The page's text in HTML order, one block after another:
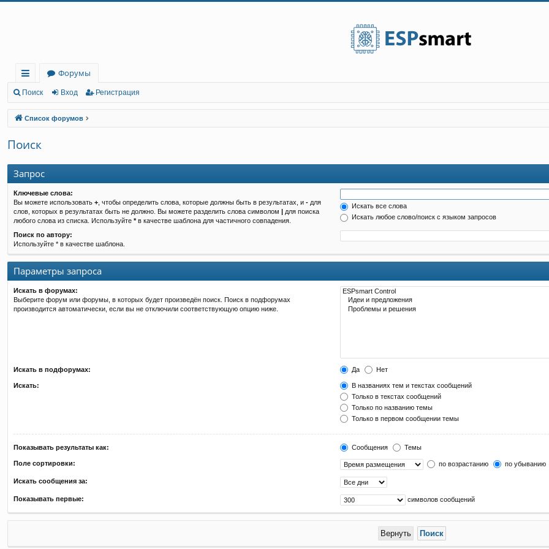
с
ы
лк
и
Форумы
Поиск Вход Регистрация
Список форумов
Поиск
Запрос
Ключевые слова:
Вы можете использовать + , чтобы определить слова, которые должны быть в результатах, и - для
слов, которых в результатах быть не должно. Вы можете разделить слова символом | для поиска
любого слова из списка. Используйте *в качестве шаблона для частичного совпадения.
Искать все слова
Искать любое слово/поиск с языком запросов
Поиск по автору:
Используйте * в качестве шаблона.
Параметры запроса
Искать в форумах:
Выберите форум или форумы, в которых будет произведён поиск. Поиск в подфорумах
производится автоматически, если вы не отключили соответствующую опцию ниже.
Искать в подфорумах: Да Нет
Искать:
В названиях тем и текстах сообщений
Только в текстах сообщений
Только по названию темы
Только в первом сообщении темы
Показывать результаты как: Сообщения Темы
Поле сортировки: по возрастанию по убыванию
Искать сообщения за:
Показывать первые: символов сообщений